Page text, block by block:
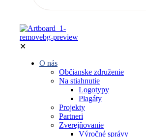
✕
O nás
Občianske združenie
Na stiahnutie
Logotypy
Plagáty
Projekty
Partneri
Zverejňovanie
Výročné správy